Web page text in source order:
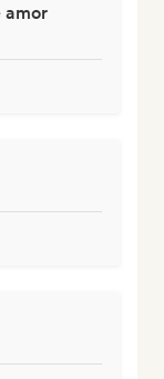
amor